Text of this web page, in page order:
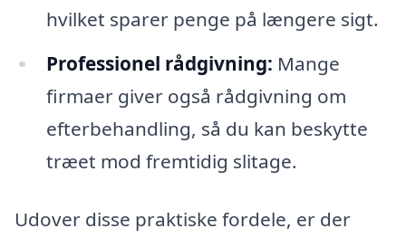
hvilket sparer penge på længere sigt.
Professionel rådgivning: Mange
firmaer giver også rådgivning om
efterbehandling, så du kan beskytte
træet mod fremtidig slitage.
Udover disse praktiske fordele, er der